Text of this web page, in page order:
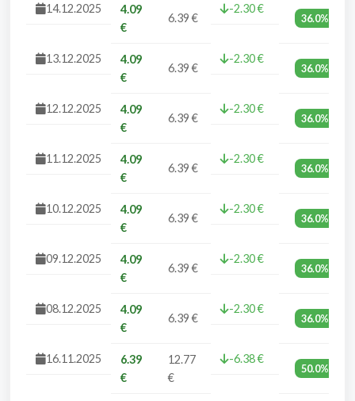
14.12.2025
4.09
€
6.39 €
-2.30 €
36.0%
13.12.2025
4.09
€
6.39 €
-2.30 €
36.0%
12.12.2025
4.09
€
6.39 €
-2.30 €
36.0%
11.12.2025
4.09
€
6.39 €
-2.30 €
36.0%
10.12.2025
4.09
€
6.39 €
-2.30 €
36.0%
09.12.2025
4.09
€
6.39 €
-2.30 €
36.0%
08.12.2025
4.09
€
6.39 €
-2.30 €
36.0%
16.11.2025
6.39
€
12.77
€
-6.38 €
50.0%